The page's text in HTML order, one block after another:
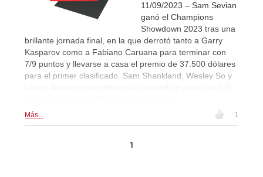
11/09/2023 – Sam Sevian
ganó el Champions
Showdown 2023 tras una
brillante jornada final, en la que derrotó tanto a Garry
Kasparov como a Fabiano Caruana para terminar con
7/9 puntos y llevarse a casa el premio de 37.500 dólares
para el primer clasificado. Sam Shankland, Wesley So y
Más... 1
1